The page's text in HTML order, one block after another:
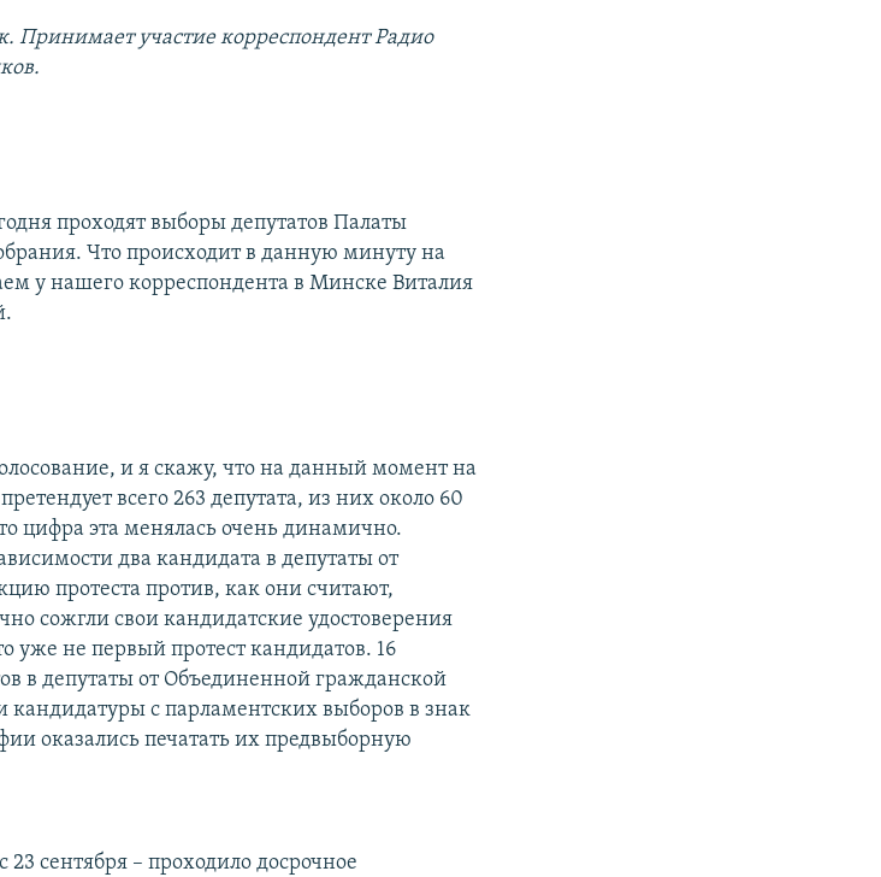
Принимает участие корреспондент Радио
проходят выборы депутатов Палаты
Что происходит в данную минуту на
у нашего корреспондента в Минске Виталия
и я скажу, что на данный момент на
всего 263 депутата, из них около 60
цифра эта менялась очень динамично.
два кандидата в депутаты от
протеста против, как они считают,
сожгли свои кандидатские удостоверения
уже не первый протест кандидатов. 16
в депутаты от Объединенной гражданской
кандидатуры с парламентских выборов в знак
оказались печатать их предвыборную
сентября – проходило досрочное